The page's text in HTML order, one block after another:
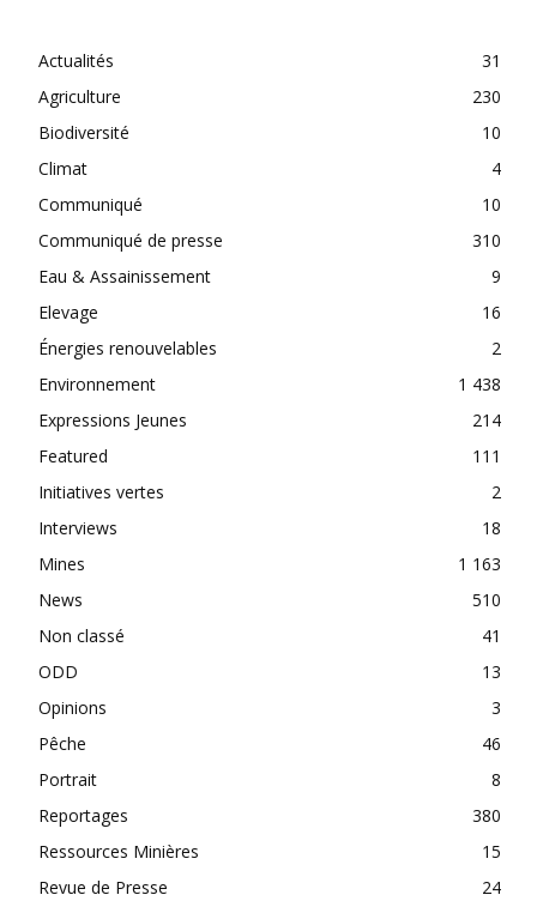
Actualités
31
Agriculture
230
Biodiversité
10
Climat
4
Communiqué
10
Communiqué de presse
310
Eau & Assainissement
9
Elevage
16
Énergies renouvelables
2
Environnement
1 438
Expressions Jeunes
214
Featured
111
Initiatives vertes
2
Interviews
18
Mines
1 163
News
510
Non classé
41
ODD
13
Opinions
3
Pêche
46
Portrait
8
Reportages
380
Ressources Minières
15
Revue de Presse
24